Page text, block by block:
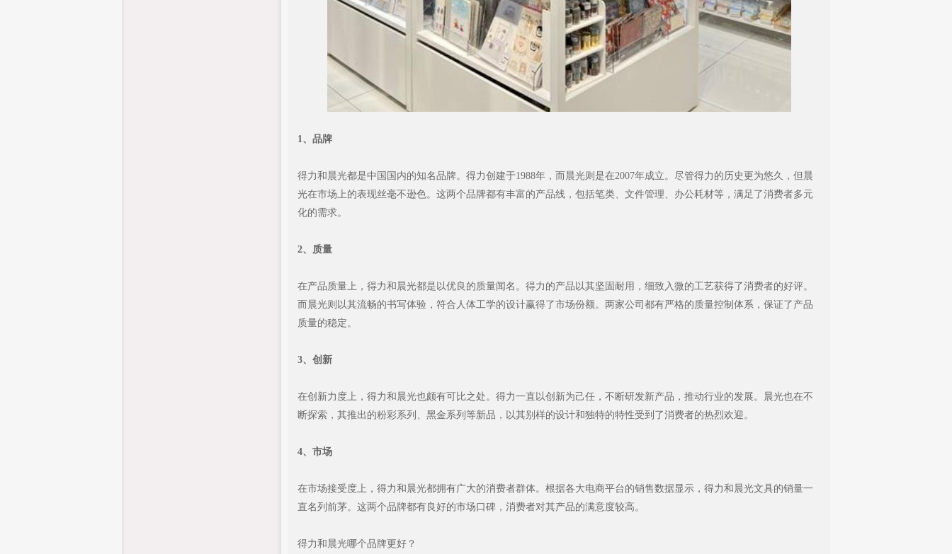
1、品牌
得力和晨光都是中国国内的知名品牌。得力创建于1988年，而晨光则是在2007年成立。尽管得力的历史更为悠久，但晨
光在市场上的表现丝毫不逊色。这两个品牌都有丰富的产品线，包括笔类、文件管理、办公耗材等，满足了消费者多元
化的需求。
2、质量
在产品质量上，得力和晨光都是以优良的质量闻名。得力的产品以其坚固耐用，细致入微的工艺获得了消费者的好评。
而晨光则以其流畅的书写体验，符合人体工学的设计赢得了市场份额。两家公司都有严格的质量控制体系，保证了产品
质量的稳定。
3、创新
在创新力度上，得力和晨光也颇有可比之处。得力一直以创新为己任，不断研发新产品，推动行业的发展。晨光也在不
断探索，其推出的粉彩系列、黑金系列等新品，以其别样的设计和独特的特性受到了消费者的热烈欢迎。
4、市场
在市场接受度上，得力和晨光都拥有广大的消费者群体。根据各大电商平台的销售数据显示，得力和晨光文具的销量一
直名列前茅。这两个品牌都有良好的市场口碑，消费者对其产品的满意度较高。
得力和晨光哪个品牌更好？